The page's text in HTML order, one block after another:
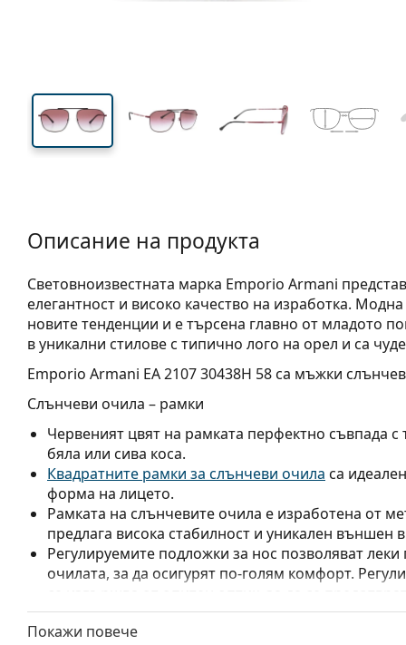
Описание на продукта
Световноизвестната марка Emporio Armani
елегантност и високо качество на изработка.
новите тенденции и е търсена главно от младото
в уникални стилове с типично лого на орел и са
Emporio Armani EA 2107 30438H 58са мъжки
Слънчеви очила – рамки
Червеният цвят на рамката перфектно съвпада
бяла или сива коса.
Квадратните рамки за слънчеви очила са
форма на лицето.
Рамката на слънчевите очила е изработена от
предлага висока стабилност и уникален външен
Регулируемите подложки за нос позволяват
очилата, за да осигурят по-голям комфорт.
Слънчеви очила – стъкла
Покажи повече